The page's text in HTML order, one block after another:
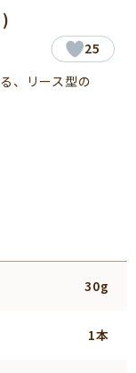
、リース型の
25
30g
1本